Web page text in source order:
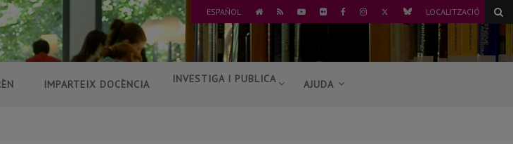
ESPAÑOL
ANARRSS YOUTUBE
FLICKRFACEBOOK
INSTAGRAM
TWITTERBLUESKY
LOCALITZACIÓ
IMPARTEIX DOCÈNCIA INVESTIGA I PUBLICA AJUDA